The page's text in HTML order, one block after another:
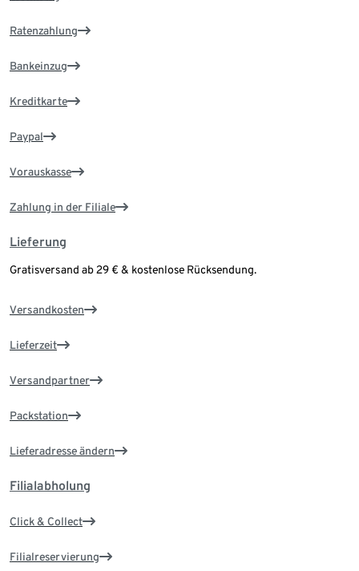
Ratenzahlung
Bankeinzug
Kreditkarte
Paypal
Vorauskasse
Zahlung in der Filiale
Lieferung
Gratisversand ab 29 € & kostenlose Rücksendung.
Versandkosten
Lieferzeit
Versandpartner
Packstation
Lieferadresse ändern
Filialabholung
Click & Collect
Filialreservierung